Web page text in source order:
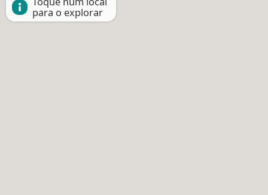
para o explorar